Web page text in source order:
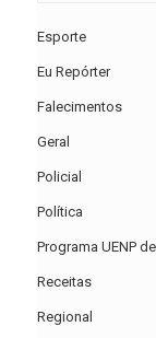
Esporte
Eu Repórter
Falecimentos
Geral
Policial
Política
Programa UENP
Receitas
Regional